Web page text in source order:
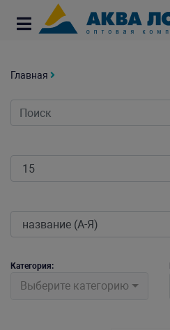
Главная
Категория:
Выберите категорию